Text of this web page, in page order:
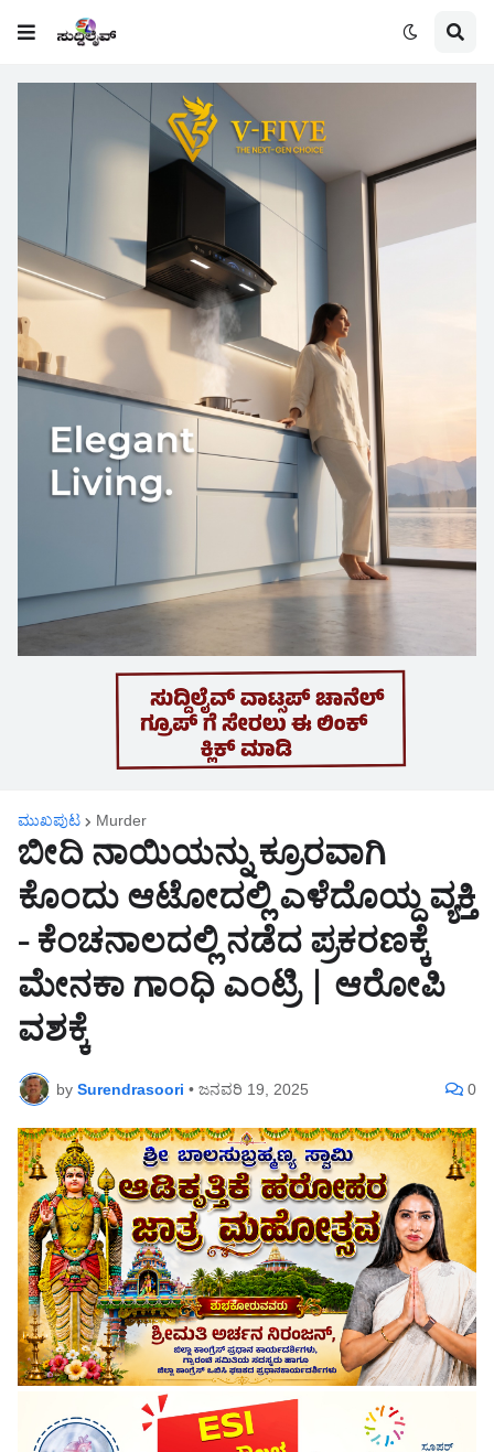
ಮುಖಪುಟ Murder
ಬೀದಿ ನಾಯಿಯನ್ನು ಕ್ರೂರವಾಗಿ
ಕೊಂದು ಆಟೋದಲ್ಲಿ ಎಳೆದೊಯ್ದ ವ್ಯಕ್ತಿ
- ಕೆಂಚನಾಲದಲ್ಲಿ ನಡೆದ ಪ್ರಕರಣಕ್ಕೆ
ಮೇನಕಾ ಗಾಂಧಿ ಎಂಟ್ರಿ | ಆರೋಪಿ
ವಶಕ್ಕೆ
by Surendrasoori • ಜನವರಿ 19, 2025 0